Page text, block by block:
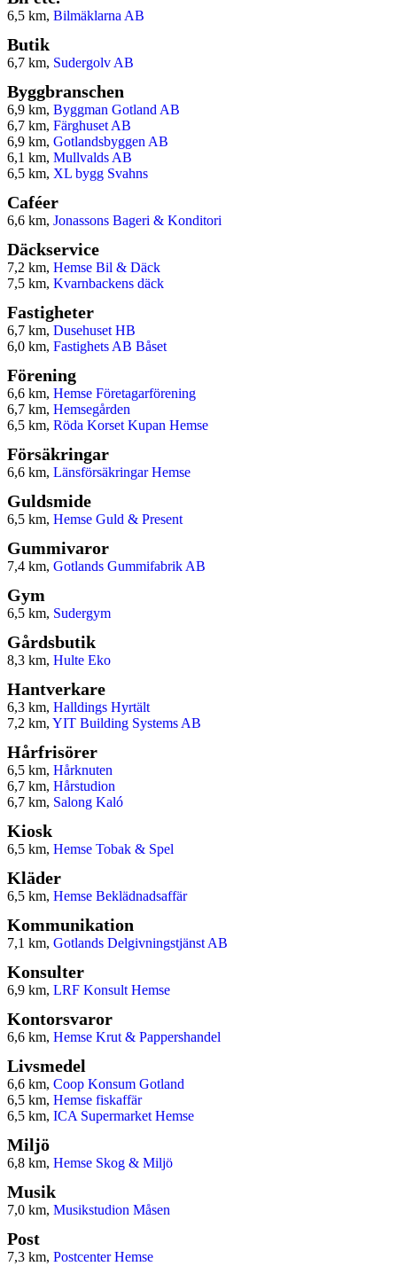
6,5 km, Bilmäklarna AB
Butik
6,7 km, Sudergolv AB
Byggbranschen
6,9 km, Byggman Gotland AB
6,7 km, Färghuset AB
6,9 km, Gotlandsbyggen AB
6,1 km, Mullvalds AB
6,5 km, XL bygg Svahns
Caféer
6,6 km, Jonassons Bageri & Konditori
Däckservice
7,2 km, Hemse Bil & Däck
7,5 km, Kvarnbackens däck
Fastigheter
6,7 km, Dusehuset HB
6,0 km, Fastighets AB Båset
Förening
6,6 km, Hemse Företagarförening
6,7 km, Hemsegården
6,5 km, Röda Korset Kupan Hemse
Försäkringar
6,6 km, Länsförsäkringar Hemse
Guldsmide
6,5 km, Hemse Guld & Present
Gummivaror
7,4 km, Gotlands Gummifabrik AB
Gym
6,5 km, Sudergym
Gårdsbutik
8,3 km, Hulte Eko
Hantverkare
6,3 km, Halldings Hyrtält
7,2 km, YIT Building Systems AB
Hårfrisörer
6,5 km, Hårknuten
6,7 km, Hårstudion
6,7 km, Salong Kaló
Kiosk
6,5 km, Hemse Tobak & Spel
Kläder
6,5 km, Hemse Beklädnadsaffär
Kommunikation
7,1 km, Gotlands Delgivningstjänst AB
Konsulter
6,9 km, LRF Konsult Hemse
Kontorsvaror
6,6 km, Hemse Krut & Pappershandel
Livsmedel
6,6 km, Coop Konsum Gotland
6,5 km, Hemse fiskaffär
6,5 km, ICA Supermarket Hemse
Miljö
6,8 km, Hemse Skog & Miljö
Musik
7,0 km, Musikstudion Måsen
Post
7,3 km, Postcenter Hemse